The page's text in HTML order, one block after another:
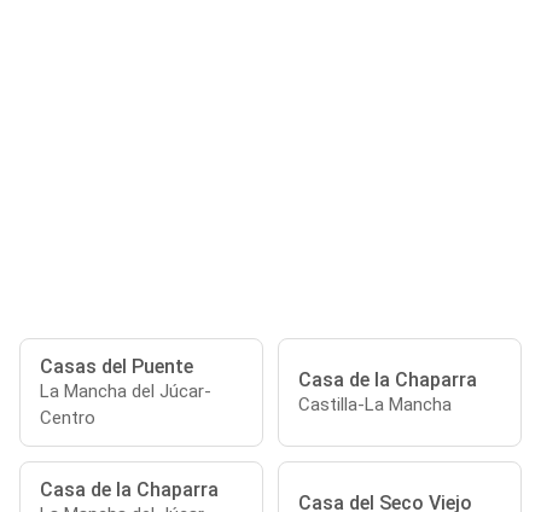
Casas del Puente
La Mancha del Júcar-
Centro
Casa de la Chaparra
Castilla-La Mancha
Casa de la Chaparra
Casa del Seco Viejo